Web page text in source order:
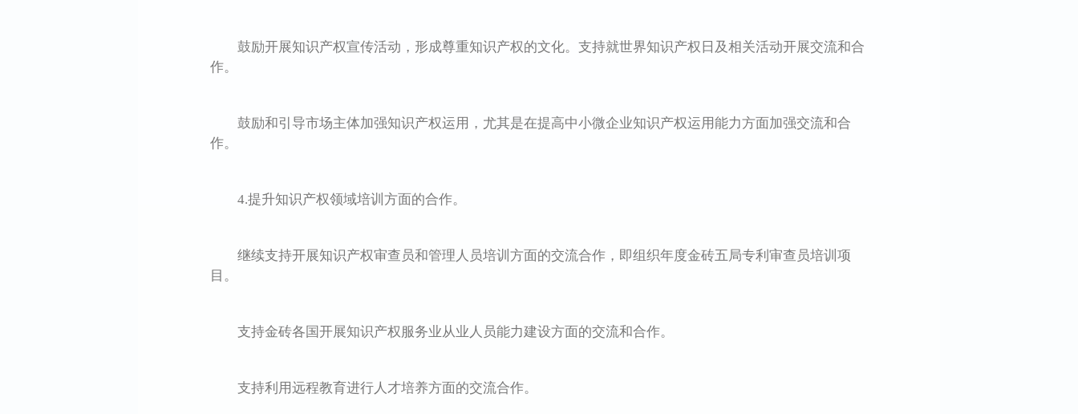
鼓励开展知识产权宣传活动，形成尊重知识产权的文化。支持就世界知识产权日及相关活动开展交流和合
作。
鼓励和引导市场主体加强知识产权运用，尤其是在提高中小微企业知识产权运用能力方面加强交流和合
作。
4.提升知识产权领域培训方面的合作。
继续支持开展知识产权审查员和管理人员培训方面的交流合作，即组织年度金砖五局专利审查员培训项
目。
支持金砖各国开展知识产权服务业从业人员能力建设方面的交流和合作。
支持利用远程教育进行人才培养方面的交流合作。